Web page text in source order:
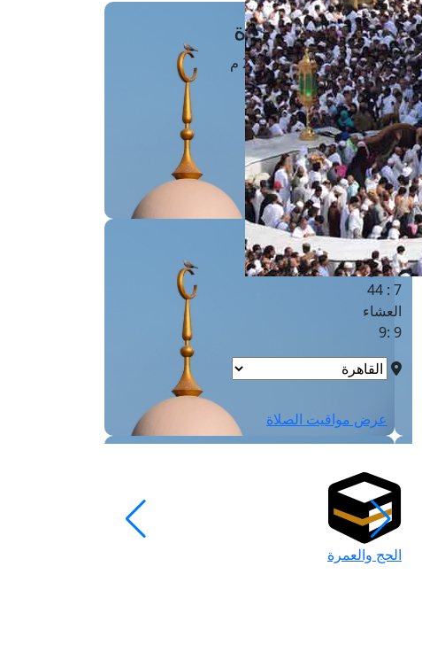
مَواقِيتُ الصَّـــلاة
القاهرة · 07 أغسطس 2026 م
الفجر
4 :41
الشروق
6 :17
الظهر
1 : 1
العصر
4:38
المغرب
7 : 44
العشاء
9 :9
عرض مواقيت الصلاة
الحج والعمرة